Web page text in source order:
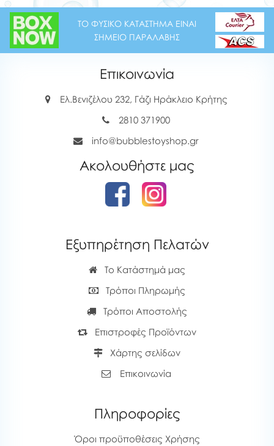
ΤΟ ΦΥΣΙΚΟ ΚΑΤΑΣΤΗΜΑ ΕΙΝΑΙ
ΣΗΜΕΙΟ ΠΑΡΑΛΑΒΗΣ
Επικοινωνία
Ελ.Βενιζέλου 232, Γάζι Ηράκλειο Κρήτης
2810 371900
info@bubblestoyshop.gr
Ακολουθήστε μας
Εξυπηρέτηση Πελατών
Το Κατάστημά μας
Τρόποι Πληρωμής
Τρόποι Αποστολής
Επιστροφές Προϊόντων
Χάρτης σελίδων
Επικοινωνία
Πληροφορίες
Όροι προϋποθέσεις Χρήσης